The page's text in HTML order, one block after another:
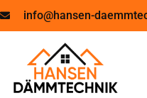
info@hansen-